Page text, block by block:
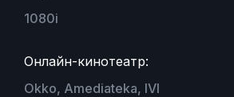
1080i
Онлайн-кинотеатр:
Okko, Amediateka, IVI